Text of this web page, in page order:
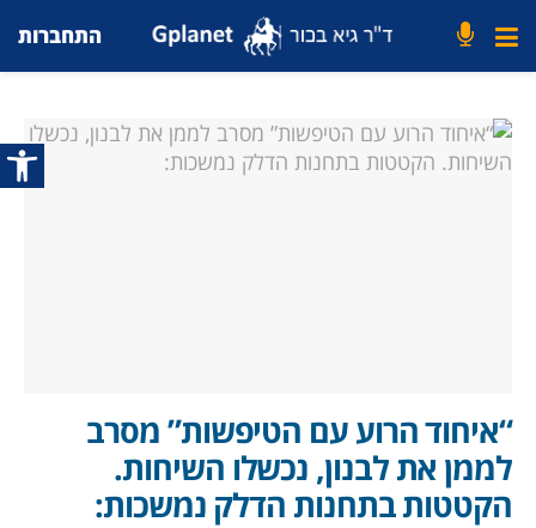
פתח
התחברות
“איחוד הרוע עם הטיפשות” מסרב
לממן את לבנון, נכשלו השיחות.
הקטטות בתחנות הדלק נמשכות: